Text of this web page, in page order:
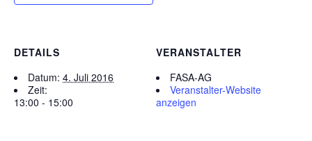
DETAILS
Datum: 4. Juli 2016
Zeit:
13:00 - 15:00
VERANSTALTER
FASA-AG
Veranstalter-Website
anzeigen